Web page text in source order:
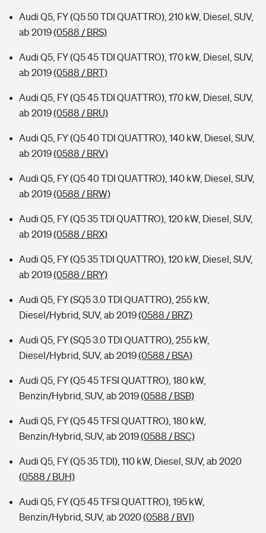
Audi Q5, FY (Q5 50 TDI QUATTRO), 210 kW, Diesel, SUV,
ab 2019(0588 / BRS)
Audi Q5, FY (Q5 45 TDI QUATTRO), 170 kW, Diesel, SUV,
ab 2019(0588 / BRT)
Audi Q5, FY (Q5 45 TDI QUATTRO), 170 kW, Diesel, SUV,
ab 2019(0588 / BRU)
Audi Q5, FY (Q5 40 TDI QUATTRO), 140 kW, Diesel, SUV,
ab 2019(0588 / BRV)
Audi Q5, FY (Q5 40 TDI QUATTRO), 140 kW, Diesel, SUV,
ab 2019(0588 / BRW)
Audi Q5, FY (Q5 35 TDI QUATTRO), 120 kW, Diesel, SUV,
ab 2019(0588 / BRX)
Audi Q5, FY (Q5 35 TDI QUATTRO), 120 kW, Diesel, SUV,
ab 2019(0588 / BRY)
Audi Q5, FY (SQ5 3.0 TDI QUATTRO), 255 kW,
Diesel/Hybrid, SUV, ab 2019(0588 / BRZ)
Audi Q5, FY (SQ5 3.0 TDI QUATTRO), 255 kW,
Diesel/Hybrid, SUV, ab 2019(0588 / BSA)
Audi Q5, FY (Q5 45 TFSI QUATTRO), 180 kW,
Benzin/Hybrid, SUV, ab 2019(0588 / BSB)
Audi Q5, FY (Q5 45 TFSI QUATTRO), 180 kW,
Benzin/Hybrid, SUV, ab 2019(0588 / BSC)
Audi Q5, FY (Q5 35 TDI), 110 kW, Diesel, SUV, ab 2020
(0588 / BUH)
Audi Q5, FY (Q5 45 TFSI QUATTRO), 195 kW,
Benzin/Hybrid, SUV, ab 2020(0588 / BVI)